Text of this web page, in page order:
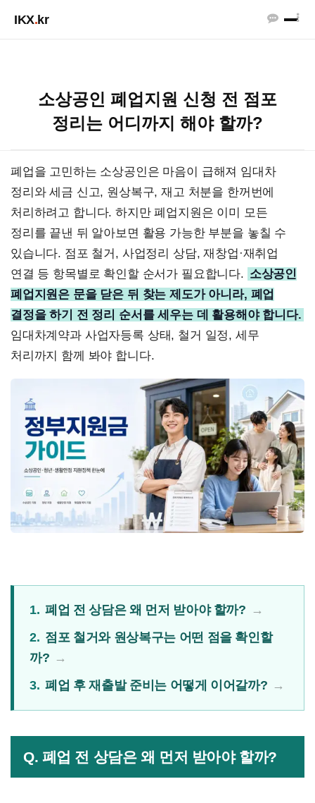
IKX.kr
소상공인 폐업지원 신청 전 점포
정리는 어디까지 해야 할까?
폐업을 고민하는 소상공인은 마음이 급해져 임대차
정리와 세금 신고, 원상복구, 재고 처분을 한꺼번에
처리하려고 합니다. 하지만 폐업지원은 이미 모든
정리를 끝낸 뒤 알아보면 활용 가능한 부분을 놓칠 수
있습니다. 점포 철거, 사업정리 상담, 재창업·재취업
연결 등 항목별로 확인할 순서가 필요합니다. 소상공인
폐업지원은 문을 닫은 뒤 찾는 제도가 아니라, 폐업
결정을 하기 전 정리 순서를 세우는 데 활용해야 합니다.
임대차계약과 사업자등록 상태, 철거 일정, 세무
처리까지 함께 봐야 합니다.
1. 폐업 전 상담은 왜 먼저 받아야 할까?
2. 점포 철거와 원상복구는 어떤 점을 확인할
까?
3. 폐업 후 재출발 준비는 어떻게 이어갈까?
Q. 폐업 전 상담은 왜 먼저 받아야 할까?